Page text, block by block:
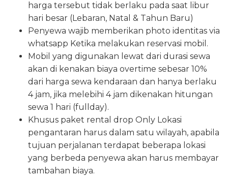
harga tersebut tidak berlaku pada saat libur
hari besar (Lebaran, Natal & Tahun Baru)
Penyewa wajib memberikan photo identitas via
whatsapp Ketika melakukan reservasi mobil.
Mobil yang digunakan lewat dari durasi sewa
akan di kenakan biaya overtime sebesar 10%
dari harga sewa kendaraan dan hanya berlaku
4 jam, jika melebihi 4 jam dikenakan hitungan
sewa 1 hari (fullday).
Khusus paket rental drop Only Lokasi
pengantaran harus dalam satu wilayah, apabila
tujuan perjalanan terdapat beberapa lokasi
yang berbeda penyewa akan harus membayar
tambahan biaya.